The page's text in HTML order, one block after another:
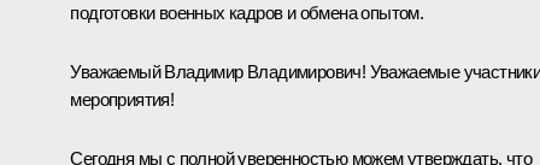
подготовки военных кадров и обмена опытом.
Уважаемый Владимир Владимирович! Уважаемые
мероприятия!
Сегодня мы с полной уверенностью можем утверждать, что